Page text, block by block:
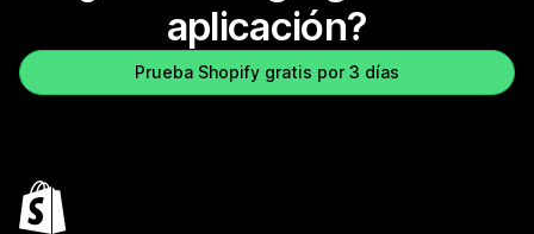
aplicación?
Prueba Shopify gratis por 3 días